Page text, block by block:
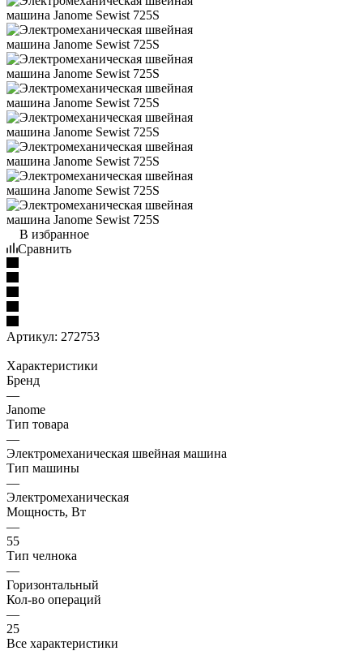
В избранное
Сравнить
Артикул: 272753
Характеристики
Бренд
—
Janome
Тип товара
—
Электромеханическая швейная машина
Тип машины
—
Электромеханическая
Мощность, Вт
—
55
Тип челнока
—
Горизонтальный
Кол-во операций
—
25
Все характеристики